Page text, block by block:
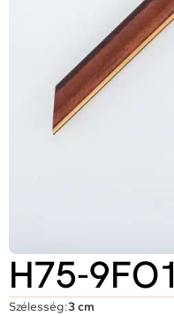
H75-9FO1
Szélesség:3 cm